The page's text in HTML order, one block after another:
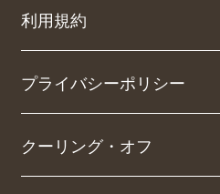
利用規約
プライバシーポリシー
クーリング・オフ